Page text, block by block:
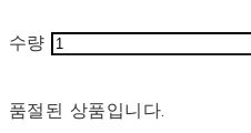
수량
품절된 상품입니다.